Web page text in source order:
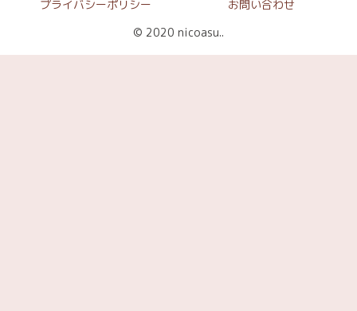
プライバシーポリシー
お問い合わせ
© 2020 nicoasu..